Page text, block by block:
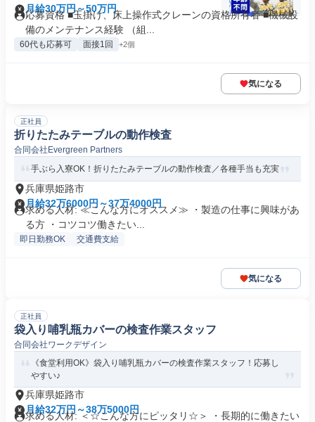
月給30万円～50万円
応募資格 ■玉掛け、床上操作式クレーンの資格所有者 ■機械設
備のメンテナンス経験 （組...
60代も応募可 面接1回 +2個
気になる
正社員
折りたたみテーブルの動作検査
合同会社Evergreen Partners
手ぶら入寮OK！折りたたみテーブルの動作検査／各種手当も充実
兵庫県姫路市
月給32万6000円～37万4000円
求める人材: ≪こんな方にオススメ≫ ・製造の仕事に興味があ
る方 ・コツコツ働きたい...
即日勤務OK 交通費支給
気になる
正社員
袋入り哺乳瓶カバーの検査作業スタッフ
合同会社ワークデザイン
《食堂利用OK》袋入り哺乳瓶カバーの検査作業スタッフ！応募し
やすい♪
兵庫県姫路市
月給32万円～38万5000円
求める人材: ＜☆こんな方にピッタリ☆＞ ・長期的に働きたい